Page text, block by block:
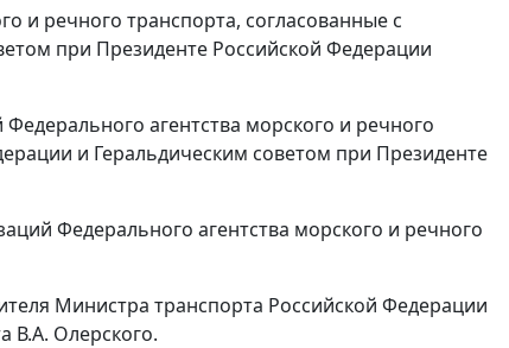
и речного транспорта, согласованные с
при Президенте Российской Федерации
агентства морского и речного
и Геральдическим советом при Президенте
Федерального агентства морского и речного
Министра транспорта Российской Федерации
В.А. Олерского.